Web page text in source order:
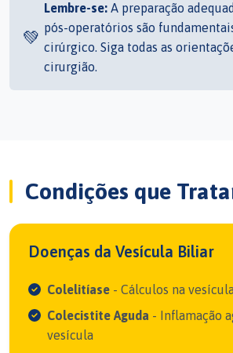
💚
Lembre-se: A preparação
pós-operatórios são
cirúrgico. Siga todas as
cirurgião.
Condições que
Doenças da Vesícula Biliar
Colelitíase - Cálculos na
Colecistite Aguda - Inflamação
vesícula